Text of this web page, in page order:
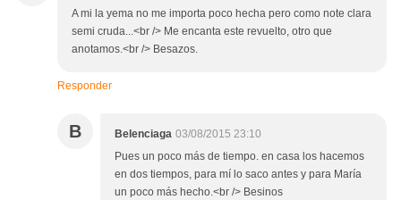
A mi la yema no me importa poco hecha pero como note clara
semi cruda...<br /> Me encanta este revuelto, otro que
anotamos.<br /> Besazos.
Responder
B Belenciaga 03/08/2015 23:10
Pues un poco más de tiempo. en casa los hacemos
en dos tiempos, para mí lo saco antes y para María
un poco más hecho.<br /> Besinos